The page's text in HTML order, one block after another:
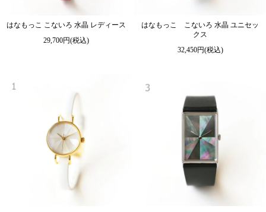
はなもっこ こないろ 水晶 レディース
29,700円(税込)
はなもっこ こないろ 水晶 ユニセッ
クス
32,450円(税込)